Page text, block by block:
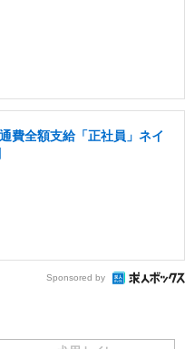
費全額支給「正社員」ネイ
Sponsored by